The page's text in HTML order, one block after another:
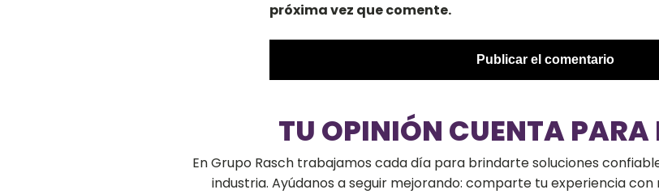
próxima vez que comente.
TU OPINIÓN CUENTA PARA
En Grupo Rasch trabajamos cada día para brindarte soluciones
industria. Ayúdanos a seguir mejorando: comparte tu experiencia